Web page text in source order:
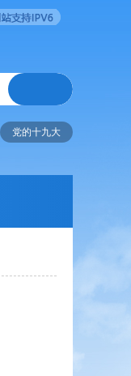
党的十九大